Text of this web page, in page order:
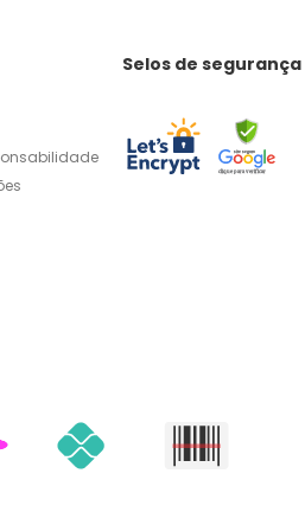
Selos de segurança